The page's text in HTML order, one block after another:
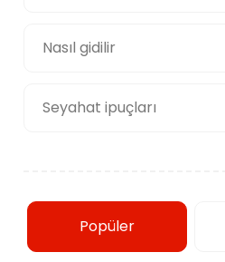
Nasıl gidilir
Seyahat ipuçları
Popüler